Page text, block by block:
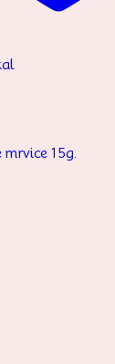
15g.